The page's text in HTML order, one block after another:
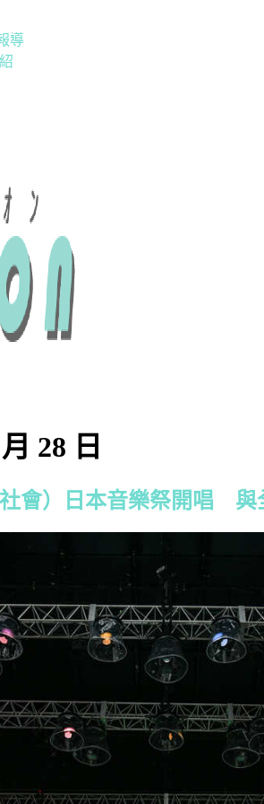
導
28 日
會）日本音樂祭開唱 與